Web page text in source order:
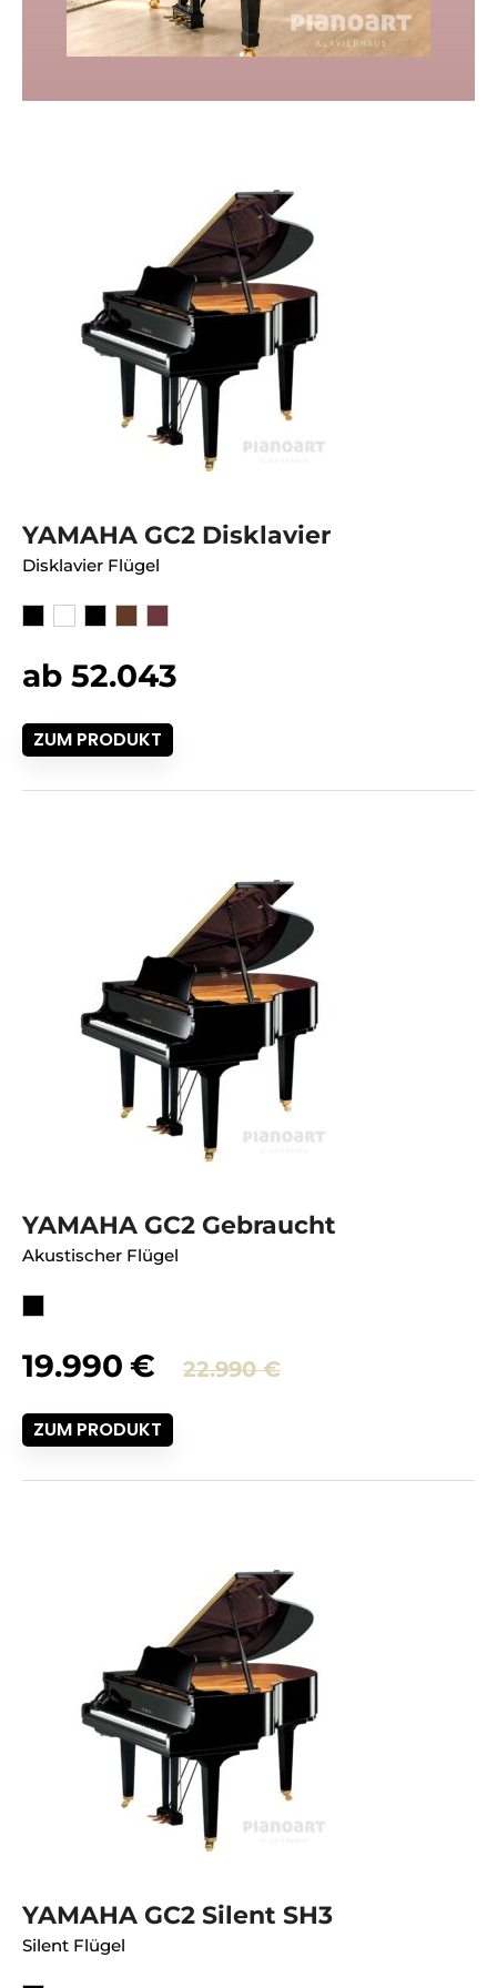
(43)
Größe
YAMAHA GC2 Disklavier
Disklavier Flügel
ab 52.043
ZUM PRODUKT
YAMAHA GC2 Gebraucht
Akustischer Flügel
22.990 €
22.990€
19.990 €
Aktueller
19.990€.
ZUM PRODUKT
YAMAHA GC2 Silent SH3
Silent Flügel